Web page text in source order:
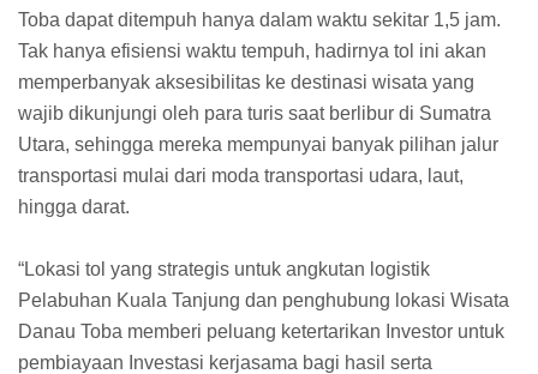
Toba dapat ditempuh hanya dalam waktu sekitar 1,5 jam.
Tak hanya efisiensi waktu tempuh, hadirnya tol ini akan
memperbanyak aksesibilitas ke destinasi wisata yang
wajib dikunjungi oleh para turis saat berlibur di Sumatra
Utara, sehingga mereka mempunyai banyak pilihan jalur
transportasi mulai dari moda transportasi udara, laut,
hingga darat.
“Lokasi tol yang strategis untuk angkutan logistik
Pelabuhan Kuala Tanjung dan penghubung lokasi Wisata
Danau Toba memberi peluang ketertarikan Investor untuk
pembiayaan Investasi kerjasama bagi hasil serta